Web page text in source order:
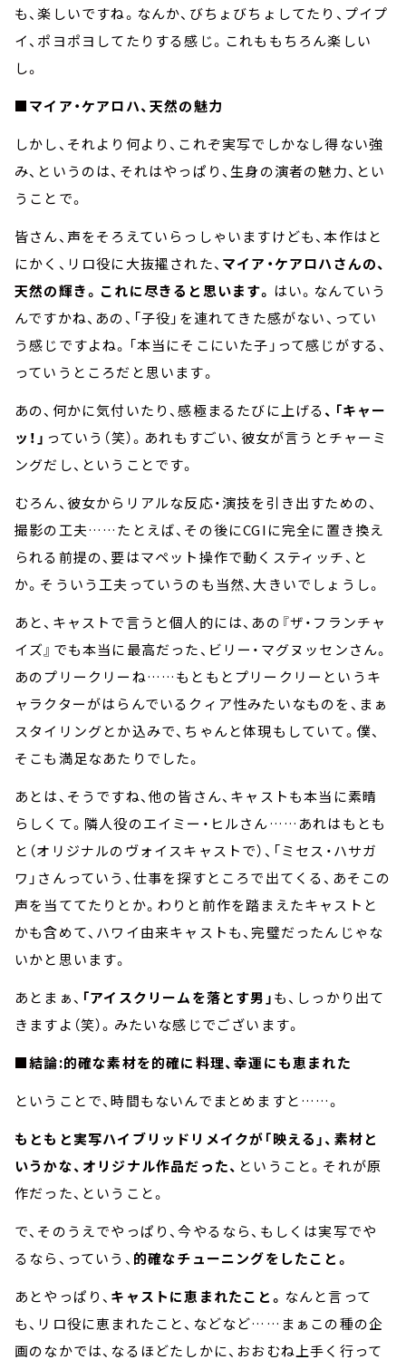
も、楽しいですね。なんか、びちょびちょしてたり、プイプ
イ、ポヨポヨしてたりする感じ。これももちろん楽しい
し。
■マイア・ケアロハ、天然の魅力
しかし、それより何より、これぞ実写でしかなし得ない強
み、というのは、それはやっぱり、生身の演者の魅力、とい
うことで。
皆さん、声をそろえていらっしゃいますけども、本作はと
にかく、リロ役に大抜擢された、 マイア・ケアロハさんの、
天然の輝き。これに尽きると思います。 はい。なんていう
んですかね、あの、「子役」を連れてきた感がない、ってい
う感じですよね。「本当にそこにいた子」って感じがする、
っていうところだと思います。
あの、何かに気付いたり、感極まるたびに上げる、「キャー
ッ！」 っていう（笑）。あれもすごい、彼女が言うとチャーミ
ングだし、ということです。
むろん、彼女からリアルな反応・演技を引き出すための、
撮影の工夫……たとえば、その後にCGIに完全に置き換え
られる前提の、要はマペット操作で動くスティッチ、と
か。そういう工夫っていうのも当然、大きいでしょうし。
あと、キャストで言うと個人的には、あの『ザ・フランチャ
イズ』でも本当に最高だった、ビリー・マグヌッセンさん。
あのプリークリーね……もともとプリークリーというキ
ャラクターがはらんでいるクィア性みたいなものを、まぁ
スタイリングとか込みで、ちゃんと体現もしていて。僕、
そこも満足なあたりでした。
あとは、そうですね、他の皆さん、キャストも本当に素晴
らしくて。隣人役のエイミー・ヒルさん……あれはもとも
と（オリジナルのヴォイスキャストで）、「ミセス・ハサガ
ワ」さんっていう、仕事を探すところで出てくる、あそこの
声を当ててたりとか。わりと前作を踏まえたキャストと
かも含めて、ハワイ由来キャストも、完璧だったんじゃな
いかと思います。
あとまぁ、 「アイスクリームを落とす男」も、しっかり出て
きますよ（笑）。みたいな感じでございます。
■結論:的確な素材を的確に料理、幸運にも恵まれた
ということで、時間もないんでまとめますと……。
もともと実写ハイブリッドリメイクが「映える」、素材と
いうかな、オリジナル作品だった、 ということ。それが原
作だった、ということ。
で、そのうえでやっぱり、今やるなら、もしくは実写でや
るなら、っていう、 的確なチューニングをしたこと。
あとやっぱり、 キャストに恵まれたこと。 なんと言って
も、リロ役に恵まれたこと、などなど……まぁこの種の企
画のなかでは、なるほどたしかに、おおむね上手く行って